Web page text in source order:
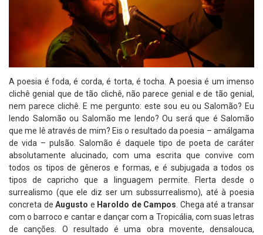
A poesia é foda, é corda, é torta, é tocha. A poesia é um imenso
clichê genial que de tão clichê, não parece genial e de tão genial,
nem parece clichê. E me pergunto: este sou eu ou Salomão? Eu
lendo Salomão ou Salomão me lendo? Ou será que é Salomão
que me lê através de mim? Eis o resultado da poesia – amálgama
de vida – pulsão. Salomão é daquele tipo de poeta de caráter
absolutamente alucinado, com uma escrita que convive com
todos os tipos de gêneros e formas, e é subjugada a todos os
tipos de capricho que a linguagem permite. Flerta desde o
surrealismo (que ele diz ser um subssurrealismo), até à poesia
concreta de Augusto e Haroldo de Campos. Chega até a transar
com o barroco e cantar e dançar com a Tropicália, com suas letras
de canções. O resultado é uma obra movente, densalouca,